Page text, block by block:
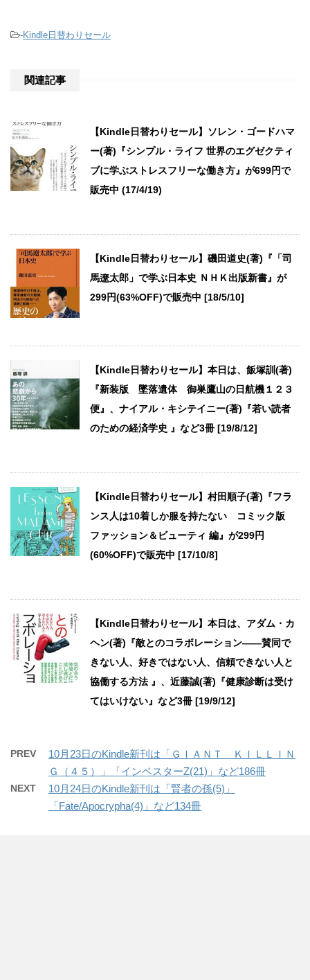
-Kindle日替わりセール
関連記事
【Kindle日替わりセール】ソレン・ゴードハマ
ー(著)『シンプル・ライフ 世界のエグゼクティ
ブに学ぶストレスフリーな働き方』が699円で
販売中 (17/4/19)
【Kindle日替わりセール】磯田道史(著)『「司
馬遼太郎」で学ぶ日本史 ＮＨＫ出版新書』が
299円(63%OFF)で販売中 [18/5/10]
【Kindle日替わりセール】本日は、飯塚訓(著)
『新装版 墜落遺体 御巣鷹山の日航機１２３
便』、ナイアル・キシテイニー(著)『若い読者
のための経済学史 』など3冊 [19/8/12]
【Kindle日替わりセール】村田順子(著)『フラ
ンス人は10着しか服を持たない コミック版
ファッション＆ビューティ 編』が299円
(60%OFF)で販売中 [17/10/8]
【Kindle日替わりセール】本日は、アダム・カ
ヘン(著)『敵とのコラボレーション――賛同で
きない人、好きではない人、信頼できない人と
協働する方法 』、近藤誠(著)『健康診断は受け
てはいけない』など3冊 [19/9/12]
PREV
10月23日のKindle新刊は「ＧＩＡＮＴ ＫＩＬＬＩＮ
Ｇ（４５）」「インベスターZ(21)」など186冊
NEXT
10月24日のKindle新刊は「賢者の孫(5)」
「Fate/Apocrypha(4)」など134冊